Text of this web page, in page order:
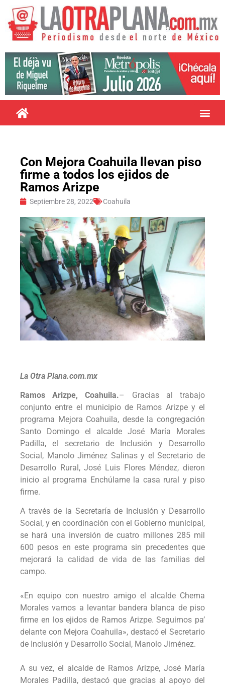
Con Mejora Coahuila llevan piso
firme a todos los ejidos de
Ramos Arizpe
Septiembre 28, 2022 Coahuila
La Otra Plana.com.mx
Ramos Arizpe, Coahuila.– Gracias al trabajo
conjunto entre el municipio de Ramos Arizpe y el
programa Mejora Coahuila, desde la congregación
Santo Domingo el alcalde José María Morales
Padilla, el secretario de Inclusión y Desarrollo
Social, Manolo Jiménez Salinas y el Secretario de
Desarrollo Rural, José Luis Flores Méndez, dieron
inicio al programa Enchúlame la casa rural y piso
firme.
A través de la Secretaría de Inclusión y Desarrollo
Social, y en coordinación con el Gobierno municipal,
se hará una inversión de cuatro millones 285 mil
600 pesos en este programa sin precedentes que
mejorará la calidad de vida de las familias del
campo.
«En equipo con nuestro amigo el alcalde Chema
Morales vamos a levantar bandera blanca de piso
firme en los ejidos de Ramos Arizpe. Seguimos pa’
delante con Mejora Coahuila», destacó el Secretario
de Inclusión y Desarrollo Social, Manolo Jiménez.
A su vez, el alcalde de Ramos Arizpe, José María
Morales Padilla, destacó que gracias al apoyo del